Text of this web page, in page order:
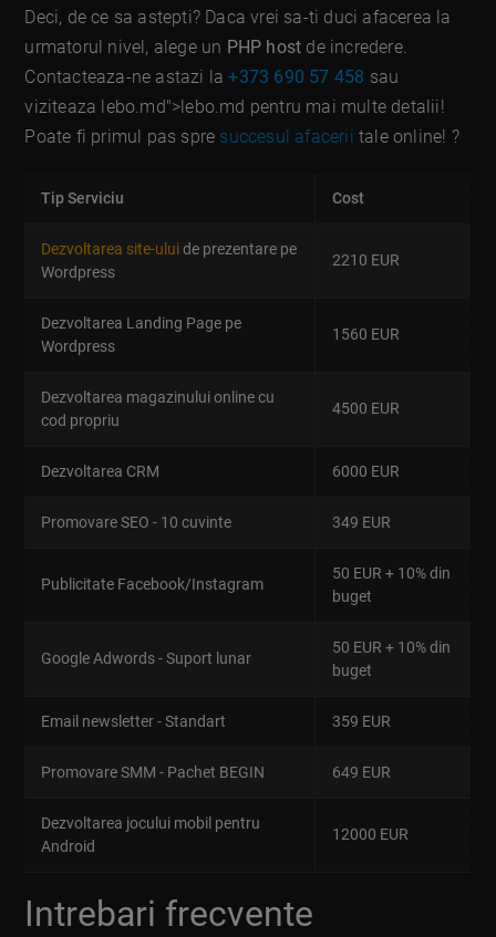
Deci, de ce sa astepti? Daca vrei sa-ti duci afacerea la
urmatorul nivel, alege un PHP host de incredere.
Contacteaza-ne astazi la+373 690 57 458 sau
viziteaza lebo.md">lebo.md pentru mai multe detalii!
Poate fi primul pas spre succesul afacerii tale online! ?
Tip Serviciu Cost
Dezvoltarea site-uluide prezentare pe
Wordpress
2210 EUR
Dezvoltarea Landing Page pe
Wordpress
1560 EUR
Dezvoltarea magazinului online cu
cod propriu
4500 EUR
Dezvoltarea CRM 6000 EUR
Promovare SEO - 10 cuvinte 349 EUR
Publicitate Facebook/Instagram
50 EUR + 10% din
buget
Google Adwords - Suport lunar
50 EUR + 10% din
buget
Email newsletter - Standart 359 EUR
Promovare SMM - Pachet BEGIN 649 EUR
Dezvoltarea jocului mobil pentru
Android
12000 EUR
Intrebari frecvente